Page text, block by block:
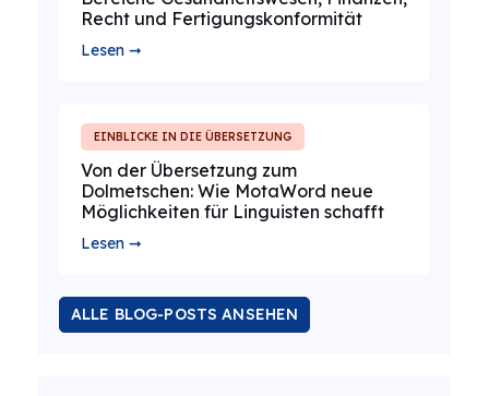
Recht und Fertigungskonformität
Lesen ➞
EINBLICKE IN DIE ÜBERSETZUNG
Von der Übersetzung zum
Dolmetschen: Wie MotaWord neue
Möglichkeiten für Linguisten schafft
Lesen ➞
ALLE BLOG-POSTS ANSEHEN